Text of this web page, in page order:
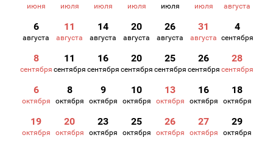
июня июля июля июля июля июля августа
6
августа
11
августа
14
августа
20
августа
26
августа
31
августа
4
сентября
8
сентября
11
сентября
16
сентября
20
сентября
25
сентября
26
сентября
28
сентября
6
октября
8
октября
9
октября
10
октября
13
октября
16
октября
18
октября
19
октября
20
октября
23
октября
25
октября
26
октября
27
октября
29
октября